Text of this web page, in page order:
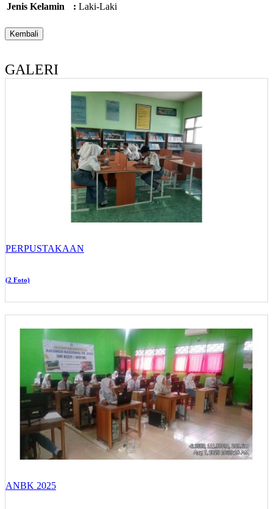
Jenis Kelamin : Laki-Laki
GALERI
PERPUSTAKAAN
(2 Foto)
ANBK 2025